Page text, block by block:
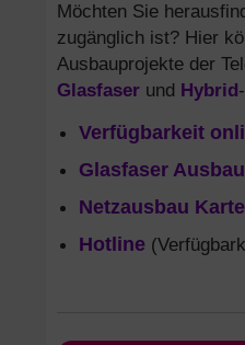
Möchten Sie
zugänglich ist? Hier
Ausbauprojekte der
Glasfaser und Hybrid
Verfügbarkeit
Glasfaser
Netzausbau Karte
Hotline